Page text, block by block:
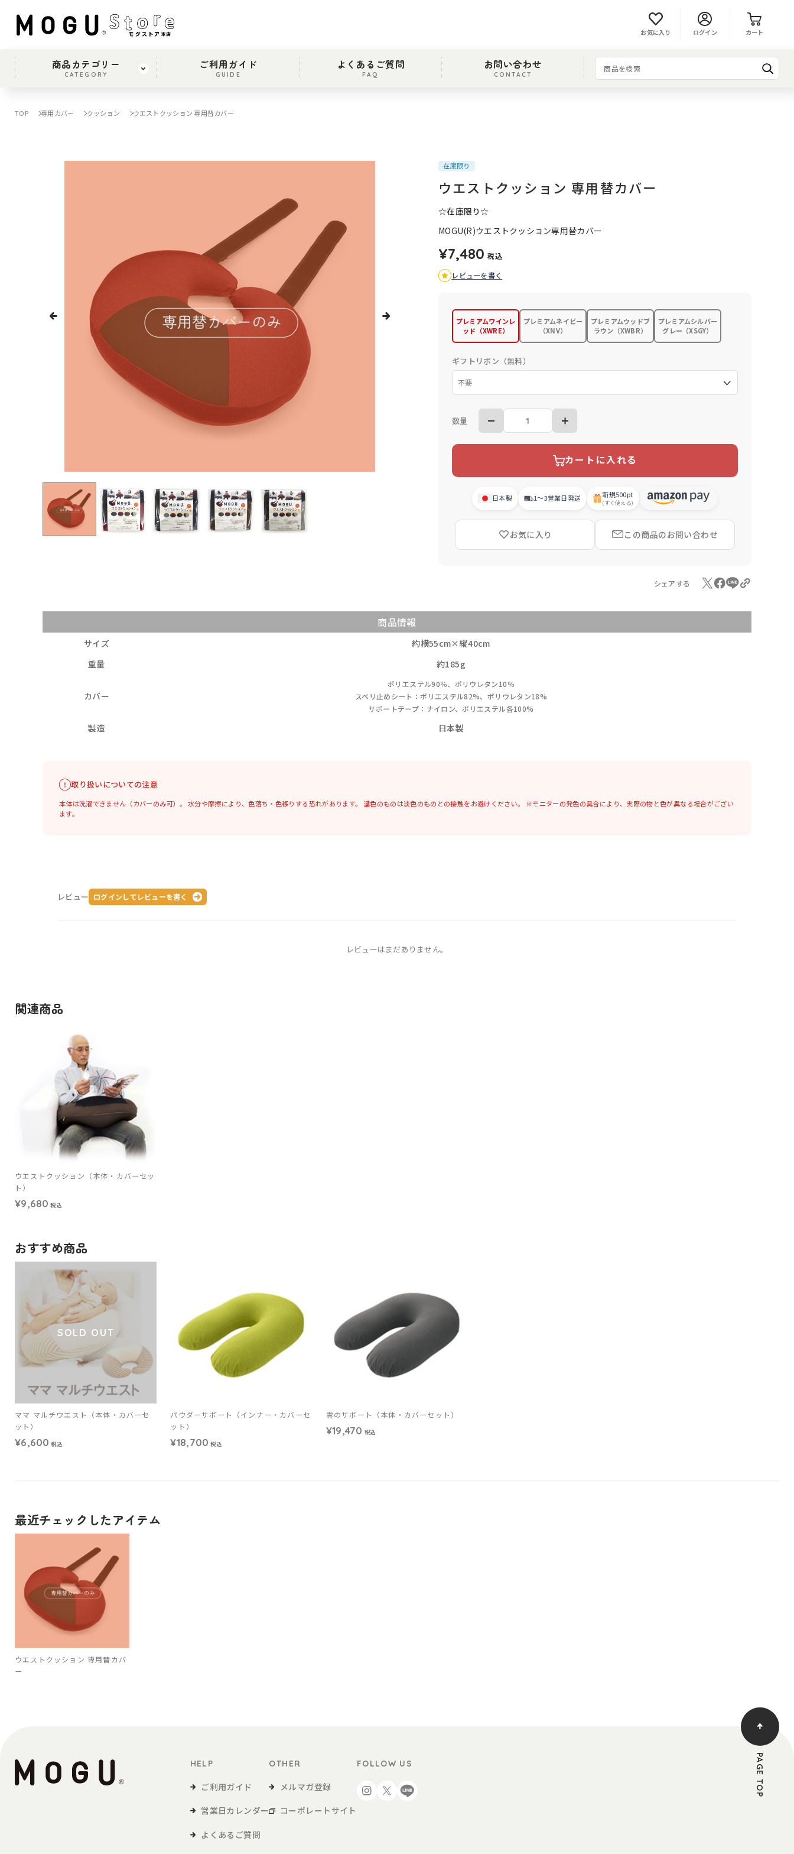
ログイン
お気に入り カート
商品カテゴリー
CATEGORY
ご利用ガイド
GUIDE
よくあるご質問
FAQ
お問い合わせ
CONTACT
TOP 専用カバー クッション ウエストクッション 専用替カバー
在庫限り
ウエストクッション 専用替カバー
☆在庫限り☆
MOGU(R)ウエストクッション専用替カバー
¥7,480 税込
レビューを書く
プレミアムワインレ
ッド（XWRE）
プレミアムネイビー
（XNV）
プレミアムウッドブ
ラウン（XWBR）
プレミアムシルバー
グレー（XSGY）
ギフトリボン（無料）
数量
カートに入れる
日本製 1〜3営業日発送 新規500pt
(すぐ使える)
お気に入り この商品のお問い合わせ
シェアする
商品情報
サイズ
約横55cm×縦40cm
重量
約185g
カバー
ポリエステル90％、ポリウレタン10％
スベリ止めシート：ポリエステル82%、ポリウレタン18%
サポートテープ：ナイロン、ポリエステル各100%
製造 日本製
取り扱いについての注意
本体は洗濯できません（カバーのみ可）。水分や摩擦により、色落ち・色移りする恐れがあります。 濃色のものは淡色のものとの接触をお避けください。 ※モニターの発色の具合により、実際の物と色が異なる場合がござい
ます。
レビュー ログインしてレビューを書く
レビューはまだありません。
関連商品
ウエストクッション（本体・カバーセッ
ト）
¥9,680 税込
おすすめ商品
SOLD OUT
ママ マルチウエスト（本体・カバーセ
ット）
¥6,600 税込
パウダーサポート（インナー・カバーセ
ット）
¥18,700 税込
雲のサポート（本体・カバーセット）
¥19,470 税込
最近チェックしたアイテム
ウエストクッション 専用替カバ
ー
HELP
ご利用ガイド
営業日カレンダー
よくあるご質問
OTHER
メルマガ登録
コーポレートサイト
FOLLOW US PAGE TOP